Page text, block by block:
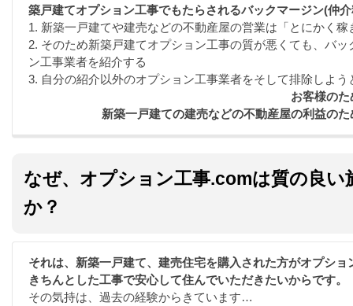
築戸建てオプション工事でもたらされるバックマージン(仲
1. 新築一戸建てや建売などの不動産屋の営業は「とにかく
2. そのため新築戸建てオプション工事の質が悪くても、バ
ン工事業者を紹介する
3. 自分の紹介以外のオプション工事業者をそして排除しよう
お客様の
新築一戸建ての建売などの不動産屋の利益の
なぜ、オプション工事.comは質の良い
か？
それは、新築一戸建て、建売住宅を購入された方がオプシ
きちんとした工事で安心して住んでいただきたいからです。
その気持は、過去の経験からきています…